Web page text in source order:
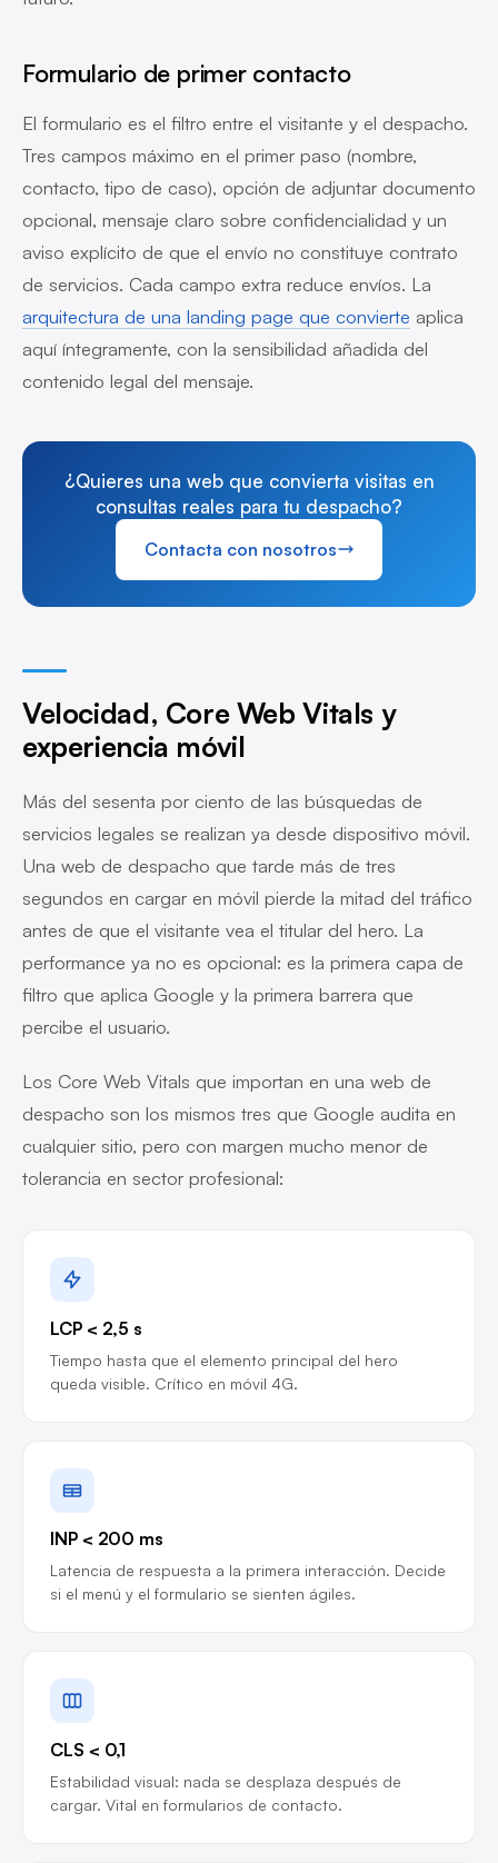
Formulario de primer contacto
El formulario es el filtro entre el visitante y el despacho.
Tres campos máximo en el primer paso (nombre,
contacto, tipo de caso), opción de adjuntar documento
opcional, mensaje claro sobre confidencialidad y un
aviso explícito de que el envío no constituye contrato
de servicios. Cada campo extra reduce envíos. La
arquitectura de una landing page que convierte aplica
aquí íntegramente, con la sensibilidad añadida del
contenido legal del mensaje.
¿Quieres una web que convierta visitas en
consultas reales para tu despacho?
Contacta con nosotros
Velocidad, Core Web Vitals y
experiencia móvil
Más del sesenta por ciento de las búsquedas de
servicios legales se realizan ya desde dispositivo móvil.
Una web de despacho que tarde más de tres
segundos en cargar en móvil pierde la mitad del tráfico
antes de que el visitante vea el titular del hero. La
performance ya no es opcional: es la primera capa de
filtro que aplica Google y la primera barrera que
percibe el usuario.
Los Core Web Vitals que importan en una web de
despacho son los mismos tres que Google audita en
cualquier sitio, pero con margen mucho menor de
tolerancia en sector profesional:
LCP < 2,5 s
Tiempo hasta que el elemento principal del hero
queda visible. Crítico en móvil 4G.
INP < 200 ms
Latencia de respuesta a la primera interacción. Decide
si el menú y el formulario se sienten ágiles.
CLS < 0,1
Estabilidad visual: nada se desplaza después de
cargar. Vital en formularios de contacto.